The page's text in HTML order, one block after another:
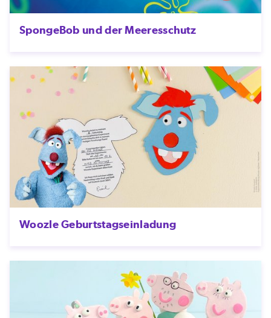
SpongeBob und der Meeresschutz
Woozle Geburtstagseinladung